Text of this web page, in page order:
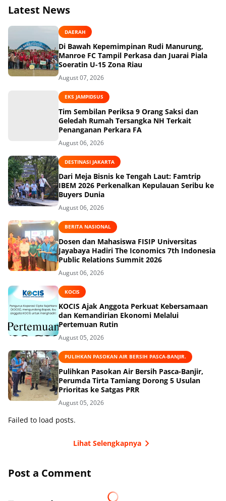
Latest News
DAERAH
Di Bawah Kepemimpinan Rudi Manurung,
Manroe FC Tampil Perkasa dan Juarai Piala
Soeratin U-15 Zona Riau
August 07, 2026
EKS JAMPIDSUS
Tim Sembilan Periksa 9 Orang Saksi dan
Geledah Rumah Tersangka NH Terkait
Penanganan Perkara FA
August 06, 2026
DESTINASI JAKARTA
Dari Meja Bisnis ke Tengah Laut: Famtrip
IBEM 2026 Perkenalkan Kepulauan Seribu ke
Buyers Dunia
August 06, 2026
BERITA NASIONAL
Dosen dan Mahasiswa FISIP Universitas
Jayabaya Hadiri The Iconomics 7th Indonesia
Public Relations Summit 2026
August 06, 2026
KOCIS
KOCIS Ajak Anggota Perkuat Kebersamaan
dan Kemandirian Ekonomi Melalui
Pertemuan Rutin
August 05, 2026
PULIHKAN PASOKAN AIR BERSIH PASCA-BANJIR.
Pulihkan Pasokan Air Bersih Pasca-Banjir,
Perumda Tirta Tamiang Dorong 5 Usulan
Prioritas ke Satgas PRR
August 05, 2026
Failed to load posts.
Lihat Selengkapnya
Post a Comment